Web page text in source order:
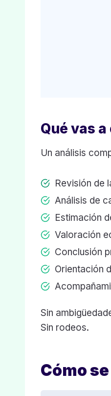
Qué vas
Un análisis
Revisión de
Análisis de
Estimación
Valoración
Conclusión
Orientación
Sin
Sin rodeos.
Cómo